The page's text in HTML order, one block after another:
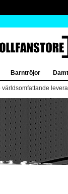
Barntröjor
världsomfattande